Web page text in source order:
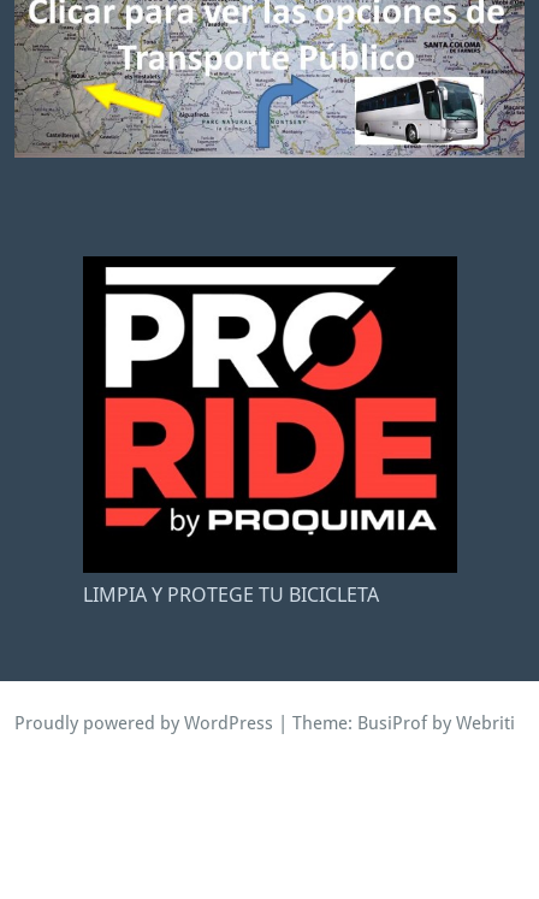
LIMPIA Y PROTEGE TU BICICLETA
Proudly powered by WordPress | Theme: BusiProfby Webriti